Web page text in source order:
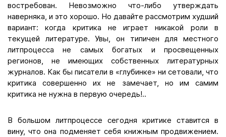
востребован. Невозможно что-либо утверждать
наверняка, и это хорошо. Но давайте рассмотрим худший
вариант: когда критика не играет никакой роли в
текущей литературе. Увы, он типичен для местного
литпроцесса не самых богатых и просвещенных
регионов, не имеющих собственных литературных
журналов. Как бы писатели в «глубинке» ни сетовали, что
критика совершенно их не замечает, но им самим
критика не нужна в первую очередь!..
В большом литпроцессе сегодня критике ставится в
вину, что она подменяет себя книжным продвижением.